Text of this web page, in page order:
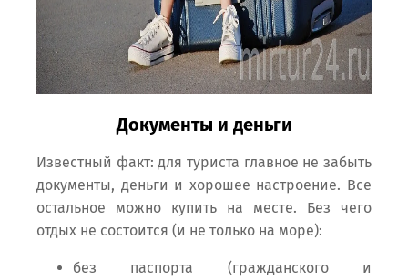
Документы и деньги
Известный факт: для туриста главное не забыть
документы, деньги и хорошее настроение. Все
остальное можно купить на месте. Без чего
отдых не состоится (и не только на море):
без паспорта (гражданского и